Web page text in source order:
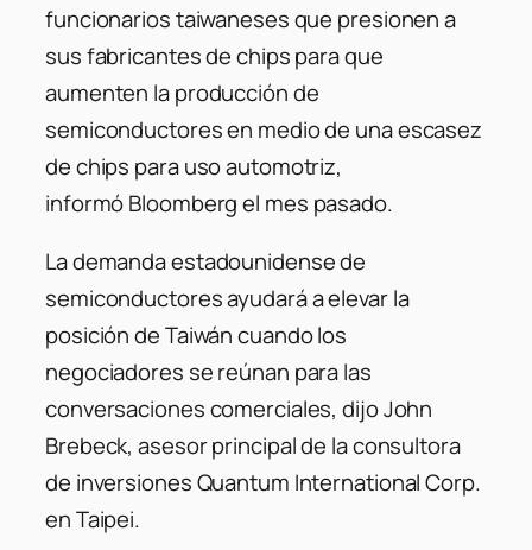
funcionarios taiwaneses que presionen a
sus fabricantes de chips para que
aumenten la producción de
semiconductores en medio de una escasez
de chips para uso automotriz,
informóBloombergel mes pasado.
La demanda estadounidense de
semiconductores ayudará a elevar la
posición de Taiwán cuando los
negociadores se reúnan para las
conversaciones comerciales, dijo John
Brebeck, asesor principal de la consultora
de inversiones Quantum International Corp.
en Taipei.